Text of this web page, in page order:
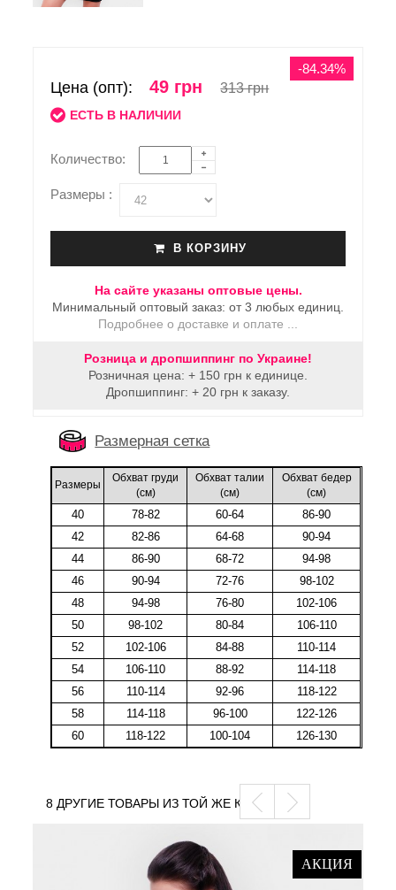
Цена (опт): 49 грн 313 грн
ЕСТЬ В НАЛИЧИИ
-84.34%
Количество:
Размеры :
В КОРЗИНУ
На сайте указаны оптовые цены.
Минимальный оптовый заказ: от 3 любых единиц.
Подробнее о доставке и оплате ...
Розница и дропшиппинг по Украине!
Розничная цена: + 150 грн к единице.
Дропшиппинг: + 20 грн к заказу.
Размерная сетка
Размеры
Обхват груди
(cм)
Обхват талии
(cм)
Обхват бедер
(cм)
40 78-82 60-64
86-90
42
82-86 64-68
90-94
44
86-90 68-72
94-98
46
90-94 72-76
98-102
48
94-98 76-80
102-106
50
98-102 80-84
106-110
52
102-106 84-88
110-114
54
106-110 88-92
114-118
56
110-114 92-96
118-122
58
114-118 96-100
122-126
60
118-122 100-104 126-130
8 ДРУГИЕ ТОВАРЫ ИЗ ТОЙ ЖЕ КАТЕГОРИИ
АКЦИЯ